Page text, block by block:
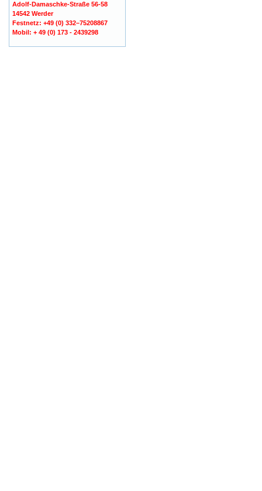
Adolf-Damaschke-Straße 56-58
14542 Werder
Festnetz: +49 (0) 332–75208867
Mobil: + 49 (0) 173 - 2439298